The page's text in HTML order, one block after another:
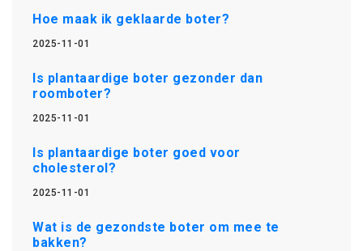
Hoe maak ik geklaarde boter?
2025-11-01
Is plantaardige boter gezonder dan
roomboter?
2025-11-01
Is plantaardige boter goed voor
cholesterol?
2025-11-01
Wat is de gezondste boter om mee te
bakken?